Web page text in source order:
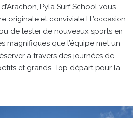
Pyla Surf School vous
originale et conviviale ! L’occasion
de tester de nouveaux sports en
magnifiques que l’équipe met un
à travers des journées de
et grands. Top départ pour la